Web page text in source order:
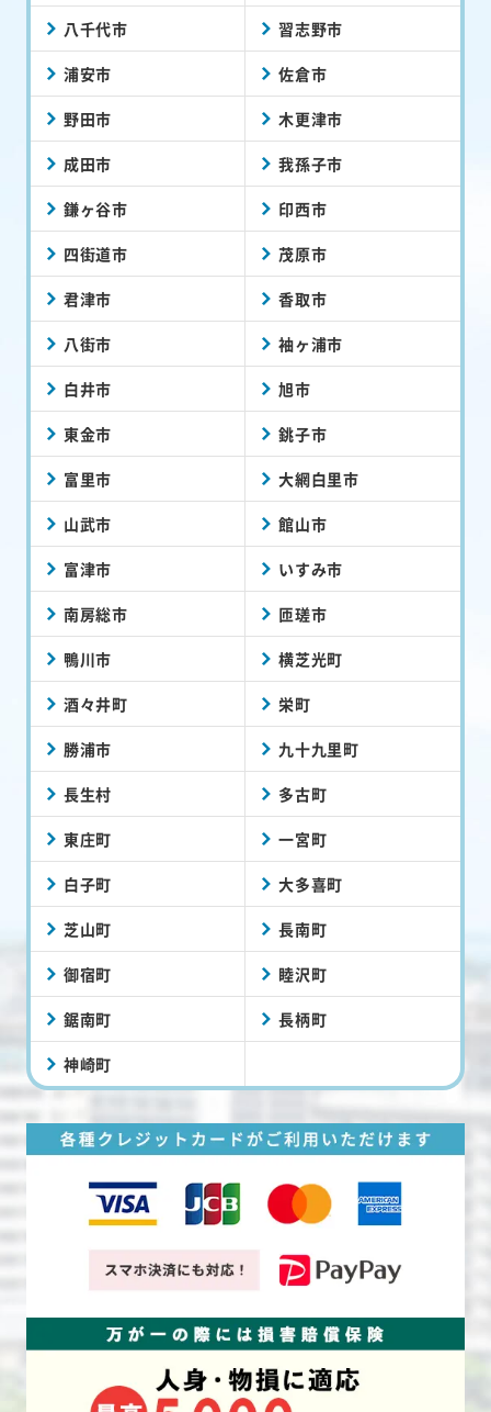
八千代市 習志野市
浦安市 佐倉市
野田市 木更津市
成田市 我孫子市
鎌ヶ谷市 印西市
四街道市 茂原市
君津市 香取市
八街市 袖ヶ浦市
白井市 旭市
東金市 銚子市
富里市 大網白里市
山武市 館山市
富津市 いすみ市
南房総市 匝瑳市
鴨川市 横芝光町
酒々井町 栄町
勝浦市 九十九里町
長生村 多古町
東庄町 一宮町
白子町 大多喜町
芝山町 長南町
御宿町 睦沢町
鋸南町 長柄町
神崎町